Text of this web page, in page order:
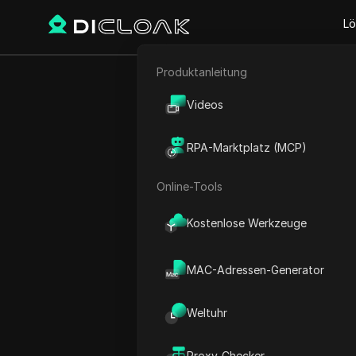
E-Commerce
Produktanleitung
Videos
RPA-Marktplatz (MCP)
Online-Tools
Kostenlose Werkzeuge
MAC-Adressen-Generator
Weltuhr
Twitter X
#is
Play Video:Twitter X